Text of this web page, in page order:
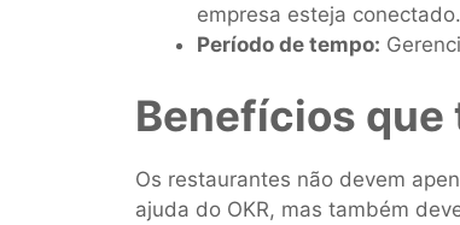
empresa esteja conectado.
Período de tempo:
Benefícios que
Os restaurantes não devem
ajuda do OKR, mas também